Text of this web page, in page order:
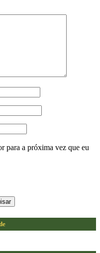
para a próxima vez que eu